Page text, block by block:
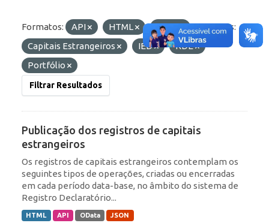
Formatos: API HTML JSON
Etiquetas:
Capitais Estrangeiros
IED
RDE
Portfólio
Filtrar Resultados
Publicação dos registros de capitais
estrangeiros
Os registros de capitais estrangeiros contemplam os
seguintes tipos de operações, criadas ou encerradas
em cada período data-base, no âmbito do sistema de
Registro Declaratório...
HTML API OData JSON